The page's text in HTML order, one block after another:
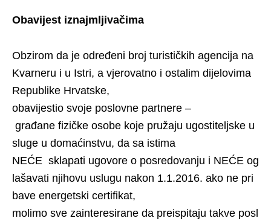
Obavijest iznajmljivačima
Obzirom da je određeni broj turističkih agencija na
Kvarneru i u Istri, a vjerovatno i ostalim dijelovima
Republike Hrvatske,
obavijestio svoje poslovne partnere –
građane fizičke osobe koje pružaju ugostiteljske u
sluge u domaćinstvu, da sa istima
NEĆE sklapati ugovore o posredovanju i NEĆE og
lašavati njihovu uslugu nakon 1.1.2016. ako ne pri
bave energetski certifikat,
molimo sve zainteresirane da preispitaju takve posl